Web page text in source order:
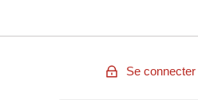
Se connecter